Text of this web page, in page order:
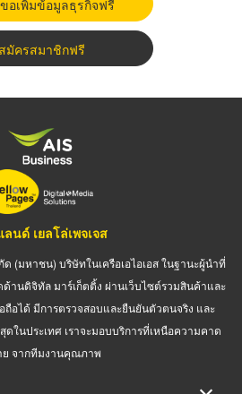
อเพิ่มข้อมูลธุรกิจฟรี
สมัครสมาชิกฟรี
ลนด์ เยลโล่เพจเจส
(มหาชน) บริษัทในเครือเอไอเอส ในฐานะผู้นำที่
นดิจิทัล มาร์เก็ตติ้ง ผ่านเว็บไซต์รวมสินค้าและ
ถือได้ มีการตรวจสอบและยืนยันตัวตนจริง และ
ในประเทศ เราจะมอบบริการที่เหนือความคาด
จากทีมงานคุณภาพ